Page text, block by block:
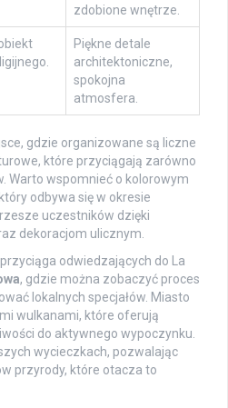
zdobione wnętrze.
Piękne detale
architektoniczne,
spokojna
atmosfera.
gdzie organizowane są liczne
które przyciągają zarówno
Warto wspomnieć o kolorowym
odbywa się w okresie
uczestników dzięki
dekoracjom ulicznym.
odwiedzających do La
, gdzie można zobaczyć proces
lokalnych specjałów. Miasto
wulkanami, które oferują
do aktywnego wypoczynku.
wycieczkach, pozwalając
przyrody, które otacza to